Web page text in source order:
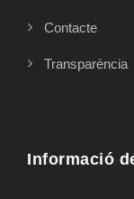
Contacte
Transparència
Informació